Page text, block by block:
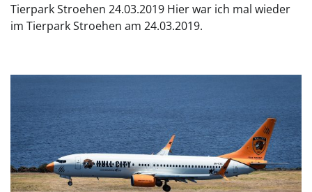
Tierpark Stroehen 24.03.2019 Hier war ich mal wieder
im Tierpark Stroehen am 24.03.2019.